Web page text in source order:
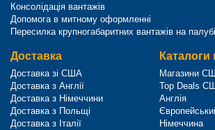
Консолідація вантажів
Допомога в митному оформленні
Пересилка крупногабаритних вантажів на палубі
Доставка
Доставка зі США
Доставка з Англії
Доставка з Німеччини
Доставка з Польщі
Доставка з Італії
Каталоги
Магазини
Top Deals
Англія
Німеччина